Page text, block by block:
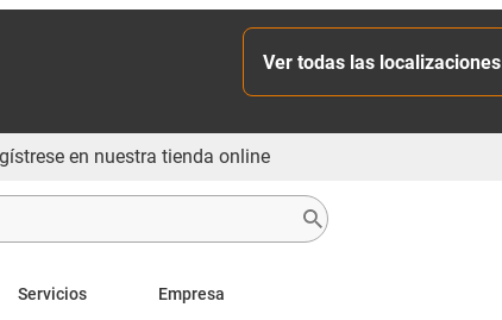
Ver todas las localizaciones
en nuestra tienda online
Servicios Empresa